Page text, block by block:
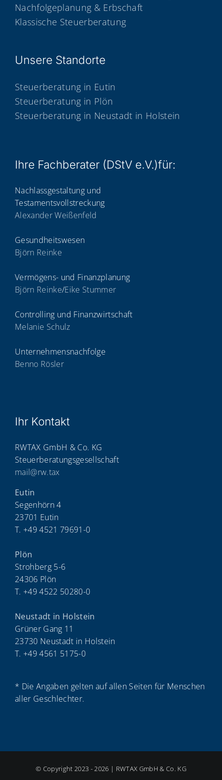
Nachfolgeplanung & Erbschaft
Klassische Steuerberatung
Unse­re Standorte
Steuerberatung in Eutin
Steuerberatung in Plön
Steuerberatung in Neustadt in Holstein
Ihre Fach­be­ra­ter (DStV e.V.)für:
Nachlassgestaltung und
Testamentsvollstreckung
Alexander Weißenfeld
Gesundheitswesen
Björn Reinke
Vermögens- und Finanzplanung
Björn Reinke/Eike Stummer
Controlling und Finanzwirtschaft
Melanie Schulz
Unternehmensnachfolge
Benno Rösler
Ihr Kon­takt
RWTAX GmbH & Co. KG
Steuerberatungsgesellschaft
mail@rw.tax
Eutin
Segenhörn 4
23701 Eutin
T. +49 4521 79691-0
Plön
Strohberg 5-6
24306 Plön
T. +49 4522 50280-0
Neustadt in Holstein
Grüner Gang 11
23730 Neustadt in Holstein
T. +49 4561 5175-0
* Die Angaben gelten auf allen Seiten für Menschen
aller Geschlechter.
© Copyright 2023 - 2026 | RWTAX GmbH & Co. KG